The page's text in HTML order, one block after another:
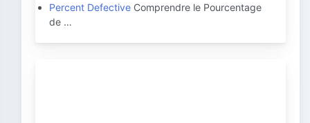
Percent Defective Comprendre le Pourcentage
de …